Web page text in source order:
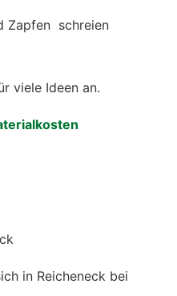
Zapfen schreien
viele Ideen an.
in Reicheneck bei